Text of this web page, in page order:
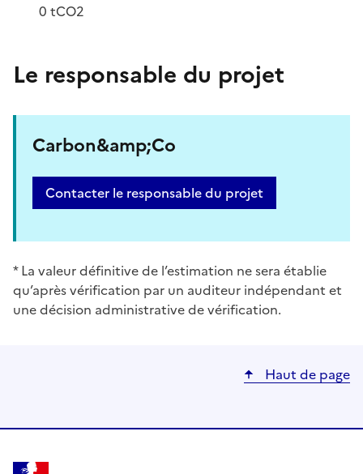
0 tCO2
Le responsable du projet
Carbon&amp;Co
Contacter le responsable du projet
* La valeur définitive de l’estimation ne sera établie
qu’après vérification par un auditeur indépendant et
une décision administrative de vérification.
Haut de page